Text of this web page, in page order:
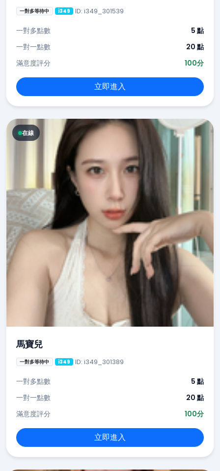
一對多等待中 i349 ID: i349_301539
一對多點數
5 點
一對一點數
20 點
滿意度評分
100分
立即進入
在線
馬寶兒
一對多等待中 i349 ID: i349_301389
一對多點數
5 點
一對一點數
20 點
滿意度評分
100分
立即進入